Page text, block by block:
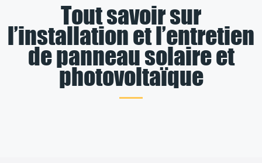
Tout savoir sur
l’installation et l’entretien
de panneau solaire et
photovoltaïque